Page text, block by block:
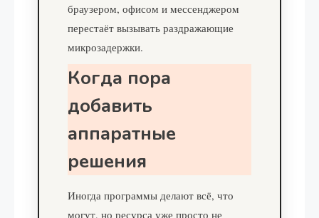
браузером, офисом и мессенджером
перестаёт вызывать раздражающие
микрозадержки.
Когда пора
добавить
аппаратные
решения
Иногда программы делают всё, что
могут, но ресурса уже просто не